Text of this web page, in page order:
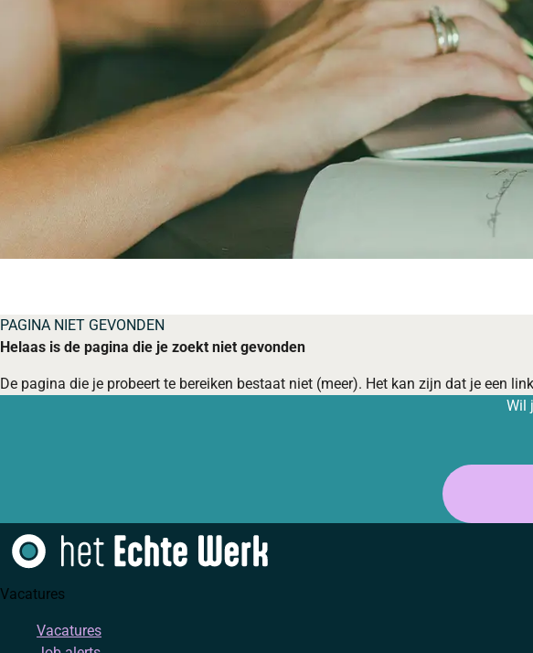
PAGINA NIET GEVONDEN
Helaas is de pagina die je zoekt niet gevonden
De pagina die je probeert te bereiken bestaat niet (meer). Het kan zijn dat je een
Wil
Vacatures
Vacatures